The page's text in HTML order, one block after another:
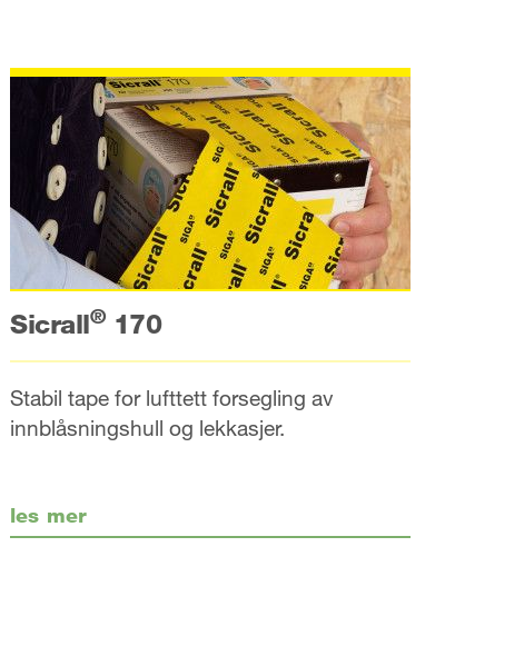
Sicrall®170
Stabil tape for lufttett forsegling av
innblåsningshull og lekkasjer.
les mer